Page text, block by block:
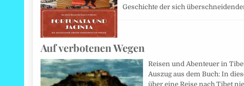
Geschichte der sich
Auf verbotenen Wegen
Reisen und Abenteuer in
Auszug aus dem Buch: In
über eine Reise nach Tibet